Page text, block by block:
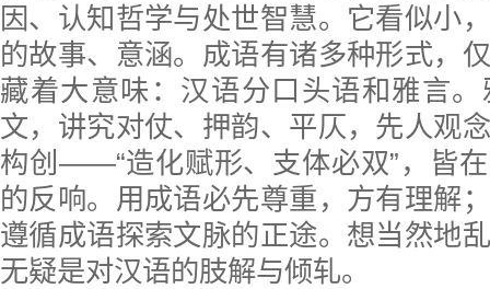
因、认知哲学与处世智慧。它看似小
的故事、意涵。成语有诸多种形式，
藏着大意味：汉语分口头语和雅言
文，讲究对仗、押韵、平仄，先人观
构创——“造化赋形、支体必双”，皆
的反响。用成语必先尊重，方有理解
遵循成语探索文脉的正途。想当然地
无疑是对汉语的肢解与倾轧。